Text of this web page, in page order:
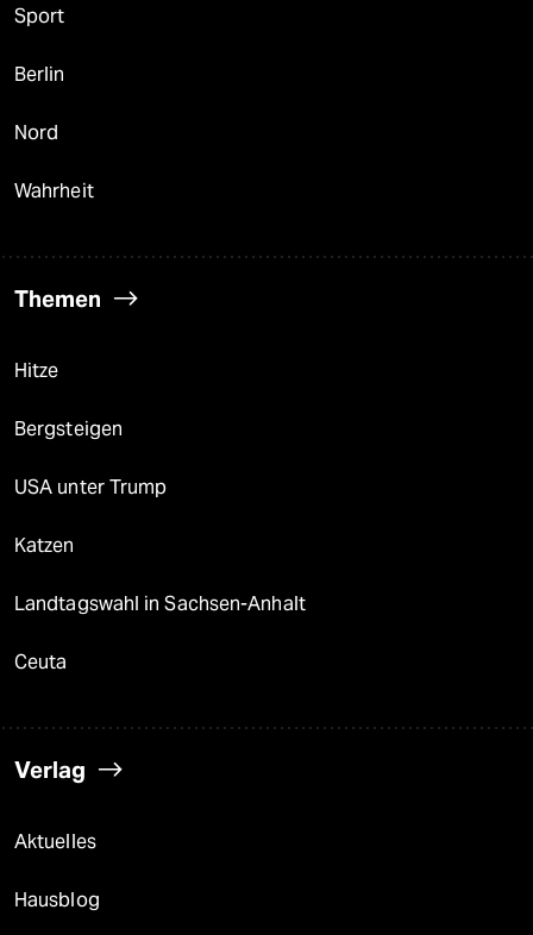
Sport
Berlin
Nord
Wahrheit
Themen
Hitze
Bergsteigen
USA unter Trump
Katzen
Landtagswahl in Sachsen-Anhalt
Ceuta
Verlag
Aktuelles
Hausblog